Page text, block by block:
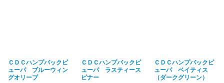
ＣＤＣハンプバックピ
ューパ ブルーウィン
グオリーブ
ＣＤＣハンプバックピ
ューパ ラスティース
ピナー
ＣＤＣハンプバックピ
ューパ ベイティス
（ダークグリーン）